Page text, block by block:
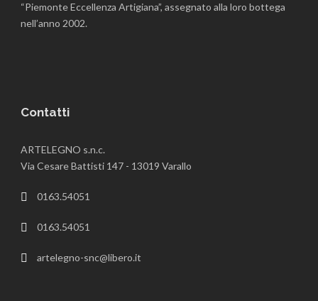
“Piemonte Eccellenza Artigiana”, assegnato alla loro bottega
nell’anno 2002.
Contatti
ARTELEGNO s.n.c.
Via Cesare Battisti 147 - 13019 Varallo
0163.54051
0163.54051
artelegno-snc@libero.it